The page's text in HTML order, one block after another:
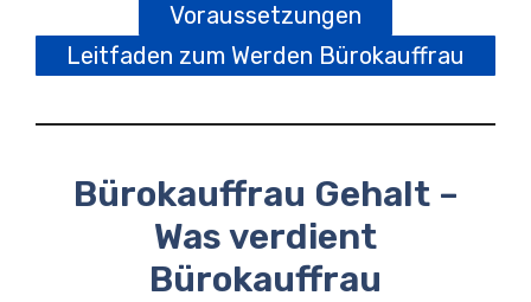
Voraussetzungen
Leitfaden zum Werden Bürokauffrau
Bürokauffrau Gehalt –
Was verdient
Bürokauffrau